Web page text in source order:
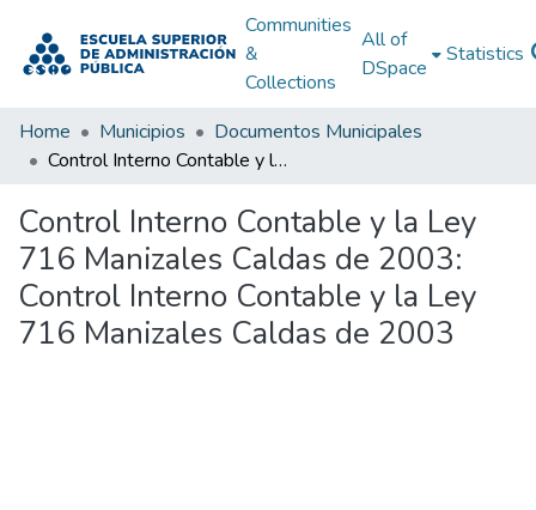
Communities
&
Collections
All of
DSpace
Statistics
Home Municipios
Documentos Municipales
Control Interno Contable y la Ley 716 Manizales Caldas de 2003: Control Interno Contable y la Ley 716 Manizales Caldas de 2003
Control Interno Contable y la Ley
716 Manizales Caldas de 2003:
Control Interno Contable y la Ley
716 Manizales Caldas de 2003